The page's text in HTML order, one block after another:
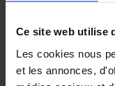
Ce site web utilise
Les cookies nous
et les annonces,